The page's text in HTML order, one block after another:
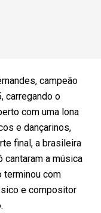
campeão
carregando o
com uma lona
e dançarinos,
final, a brasileira
cantaram a música
terminou com
e compositor